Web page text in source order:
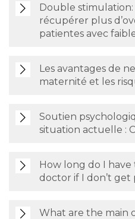
Double stimulation:
récupérer plus
patientes avec
Les avantages de
maternité et les
Soutien
situation actuelle :
How long do I have
doctor if I don’t
What are the main